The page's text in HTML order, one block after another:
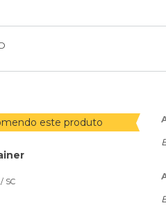
este produto
SC